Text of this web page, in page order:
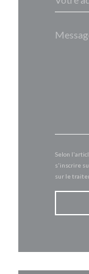
Selon
s'inscrire
sur le